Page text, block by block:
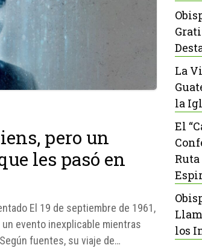
pero un
les pasó en
El 19 de septiembre de 1961,
evento inexplicable mientras
fuentes, su viaje de
La
la
El
los